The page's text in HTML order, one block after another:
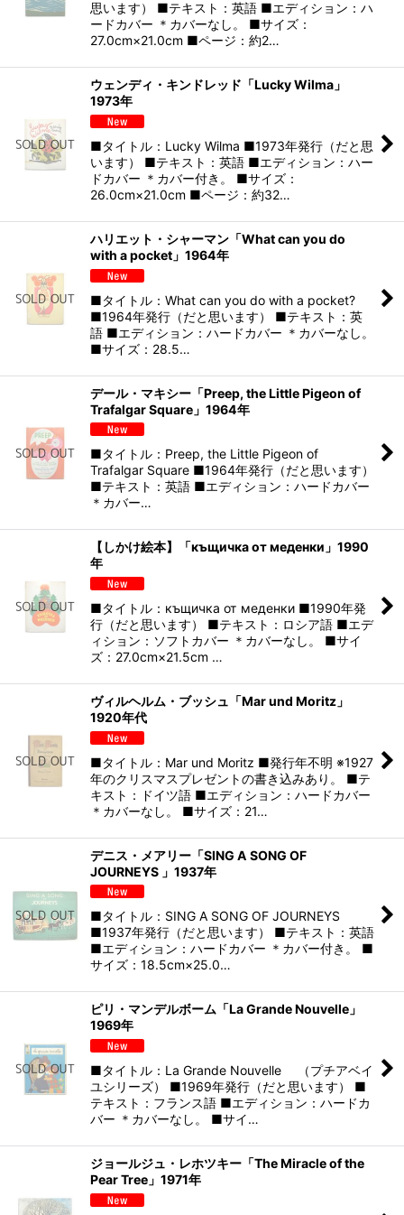
思います） ■テキスト：英語 ■エディション：ハ
ードカバー ＊カバーなし。 ■サイズ：
27.0cm×21.0cm ■ページ：約2…
ウェンディ・キンドレッド「Lucky Wilma」
1973年
■タイトル：Lucky Wilma ■1973年発行（だと思
います） ■テキスト：英語 ■エディション：ハー
ドカバー ＊カバー付き。 ■サイズ：
26.0cm×21.0cm ■ページ：約32…
ハリエット・シャーマン「What can you do
with a pocket」1964年
■タイトル：What can you do with a pocket?
■1964年発行（だと思います） ■テキスト：英
語 ■エディション：ハードカバー ＊カバーなし。
■サイズ：28.5…
デール・マキシー「Preep, the Little Pigeon of
Trafalgar Square」1964年
■タイトル：Preep, the Little Pigeon of
Trafalgar Square ■1964年発行（だと思います）
■テキスト：英語 ■エディション：ハードカバー
＊カバー…
【しかけ絵本】「къщичка от меденки」1990
年
■タイトル：къщичка от меденки ■1990年発
行（だと思います） ■テキスト：ロシア語 ■エデ
ィション：ソフトカバー ＊カバーなし。 ■サイ
ズ：27.0cm×21.5cm …
ヴィルヘルム・ブッシュ「Mar und Moritz」
1920年代
■タイトル：Mar und Moritz ■発行年不明 ※1927
年のクリスマスプレゼントの書き込みあり。 ■テ
キスト：ドイツ語 ■エディション：ハードカバー
＊カバーなし。 ■サイズ：21…
デニス・メアリー「SING A SONG OF
JOURNEYS 」1937年
■タイトル：SING A SONG OF JOURNEYS
■1937年発行（だと思います） ■テキスト：英語
■エディション：ハードカバー ＊カバー付き。 ■
サイズ：18.5cm×25.0…
ピリ・マンデルボーム「La Grande Nouvelle」
1969年
■タイトル：La Grande Nouvelle （プチアベイ
ユシリーズ） ■1969年発行（だと思います） ■
テキスト：フランス語 ■エディション：ハードカ
バー ＊カバーなし。 ■サイ…
ジョールジュ・レホツキー「The Miracle of the
Pear Tree」1971年